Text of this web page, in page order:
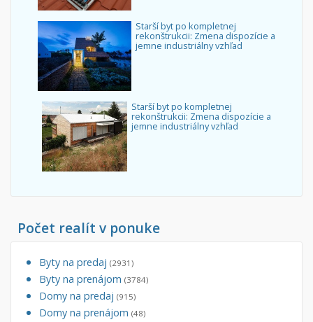
Starší byt po kompletnej
rekonštrukcii: Zmena dispozície a
jemne industriálny vzhľad
Starší byt po kompletnej
rekonštrukcii: Zmena dispozície a
jemne industriálny vzhľad
Počet realít v ponuke
Byty na predaj (2931)
Byty na prenájom (3784)
Domy na predaj (915)
Domy na prenájom (48)